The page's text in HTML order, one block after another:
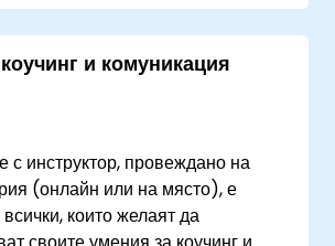
работни сценарии.
сторителинга за лидерство,
и разрешаване на конфликти.
и комуникация
с инструктор, провеждано на
(онлайн или на място), е
които желаят да